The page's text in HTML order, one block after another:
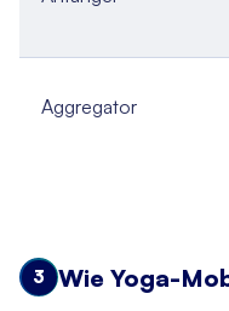
Aggregator
3 Wie Yoga-